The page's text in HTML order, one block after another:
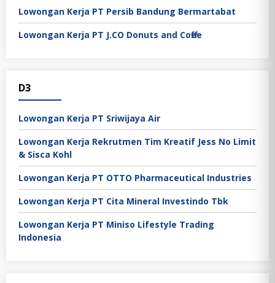
Lowongan Kerja PT Persib Bandung Bermartabat
Lowongan Kerja PT J.CO Donuts and Coffee
D3
Lowongan Kerja PT Sriwijaya Air
Lowongan Kerja Rekrutmen Tim Kreatif Jess No Limit
& Sisca Kohl
Lowongan Kerja PT OTTO Pharmaceutical Industries
Lowongan Kerja PT Cita Mineral Investindo Tbk
Lowongan Kerja PT Miniso Lifestyle Trading
Indonesia